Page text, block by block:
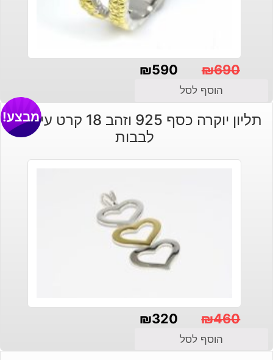
₪690
המקורי
היה:
₪590
הנוכחי
הוא:
הוסף לסל
תליון יוקרה כסף 925 וזהב 18 קרט עיצוב 3
לבבות
מבצע!
₪460
המקורי
₪320
הנוכחי
הוסף לסל